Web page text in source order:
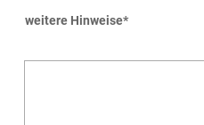
weitere Hinweise*